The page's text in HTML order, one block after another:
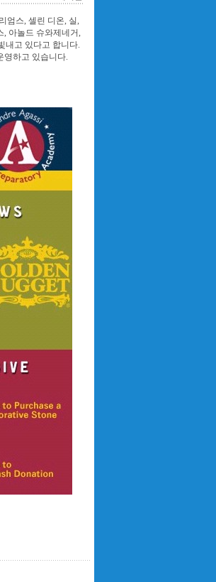
엄스, 셀린 디온, 실,
, 아놀드 슈와제네거,
내고 있다고 합니다.
영하고 있습니다.